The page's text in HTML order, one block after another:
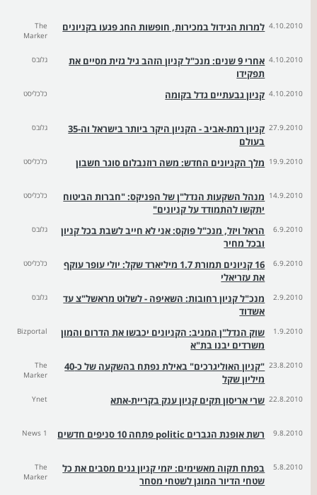
4.10.2010 למרות הגידול במכירות, חופשות החג פגעו בקניונים
The
Marker
4.10.2010
אחרי 9 שנים: מנכ"ל קניון הזהב גיל גזית מסיים את
תפקידו
גלובס
4.10.2010 קניון גבעתיים גדל בקומה כלכליסט
27.9.2010
קניון רמת-אביב - הקניון היקר ביותר בישראל וה-35
בעולם
גלובס
19.9.2010 מלך הקניונים החדש: משה רוזנבלום סוגר חשבון כלכליסט
14.9.2010 מנהל השקעות הנדל"ן של הפניקס: "חברות הביטוח
יתקשו להתמודד על קניונים"
כלכליסט
6.9.2010
הראל ויזל, מנכ"ל פוקס: אני לא חייב לשבת בכל קניון
ובכל מחיר
גלובס
6.9.2010
16 קניונים תמורת 1.7 מיליארד שקל: יולי עופר עוקף
את עזריאלי
כלכליסט
2.9.2010
מנכ"ל קניון רחובות: השאיפה - לשלוט מראשל"צ עד
אשדוד
גלובס
1.9.2010
שוק הנדל"ן המניב: הקניונים יכבשו את הדרום והמון
משרדים יבנו בת"א
Bizportal
23.8.2010
"קניון האוליגרכים" באילת נפתח בהשקעה של כ-40
מיליון שקל
The
Marker
22.8.2010 שרי אריסון תקים קניון ענק בקריית-אתא Ynet
9.8.2010 רשת אופנת הגברים politic פתחה 10 סניפים חדשים News 1
5.8.2010
בפתח תקוה מאשימים: יזמי קניון גנים מסבים את כל
שטחי הדיור המוגן לשטחי מסחר
The
Marker